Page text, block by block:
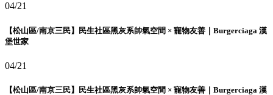
04/21
【松山區/南京三民】民生社區黑灰系帥氣空間 × 寵物友善｜Burgerciaga 漢
堡世家
04/21
【松山區/南京三民】民生社區黑灰系帥氣空間 × 寵物友善｜Burgerciaga 漢